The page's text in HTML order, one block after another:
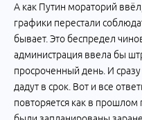
А как Путин мораторий
графики перестали
бывает. Это беспредел
администрация ввела бы
просроченный день. И
дадут в срок. Вот и все
повторяется как в прошлом